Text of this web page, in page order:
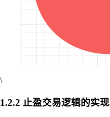
\
1.2.2 止盈交易逻辑的实现